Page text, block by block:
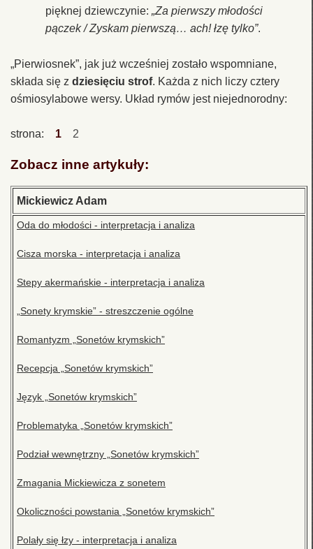
pięknej dziewczynie: „Za pierwszy młodości
pączek / Zyskam pierwszą… ach! łzę tylko”.
„Pierwiosnek”, jak już wcześniej zostało wspomniane,
składa się z dziesięciu strof. Każda z nich liczy cztery
ośmiosylabowe wersy. Układ rymów jest niejednorodny:
strona: 1 2
Zobacz inne artykuły:
Mickiewicz Adam
Oda do młodości - interpretacja i analiza
Cisza morska - interpretacja i analiza
Stepy akermańskie - interpretacja i analiza
„Sonety krymskie” - streszczenie ogólne
Romantyzm „Sonetów krymskich”
Recepcja „Sonetów krymskich”
Język „Sonetów krymskich”
Problematyka „Sonetów krymskich”
Podział wewnętrzny „Sonetów krymskich”
Zmagania Mickiewicza z sonetem
Okoliczności powstania „Sonetów krymskich”
Polały się łzy - interpretacja i analiza